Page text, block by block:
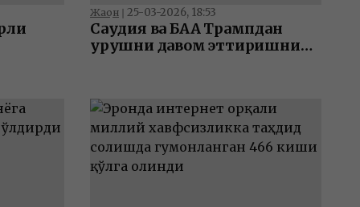
Жаҳон ❘ 25-03-2026, 18:53
Саудия ва БАА Трампдан
урушни давом эттиришни